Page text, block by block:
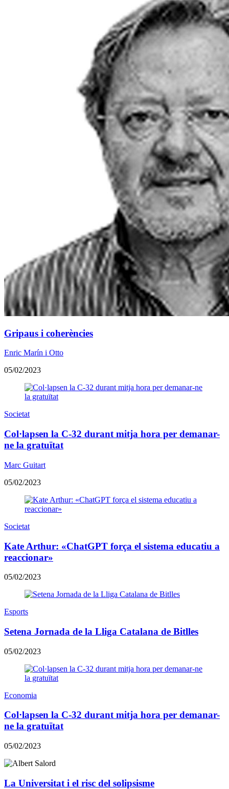
Gripaus i coherències
Enric Marín i Otto
05/02/2023
Societat
Col·lapsen la C-32 durant mitja hora per demanar-
ne la gratuïtat
Marc Guitart
05/02/2023
Societat
Kate Arthur: «ChatGPT força el sistema educatiu a
reaccionar»
05/02/2023
Esports
Setena Jornada de la Lliga Catalana de Bitlles
05/02/2023
Economia
Col·lapsen la C-32 durant mitja hora per demanar-
ne la gratuïtat
05/02/2023
La Universitat i el risc del solipsisme